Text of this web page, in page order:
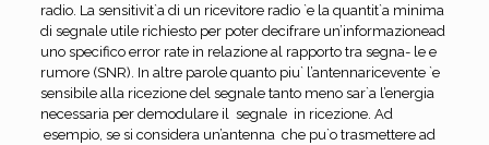
radio. La sensitivit`a di un ricevitore radio `e la quantit`a minima
di segnale utile richiesto per poter decifrare un’informazionead
uno specifico error rate in relazione al rapporto tra segna- le e
rumore (SNR). In altre parole quanto piu` l’antennaricevente `e
sensibile alla ricezione del segnale tanto meno sar`a l’energia
necessaria per demodulare il segnale in ricezione. Ad
esempio, se si considera un’antenna che pu`o trasmettere ad